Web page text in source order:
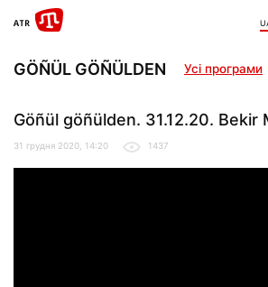
GÖÑÜL GÖÑÜLDEN Усі програми
Göñül göñülden. 31.12.20. Bekir
31 грудня 2020, 14:20 1437